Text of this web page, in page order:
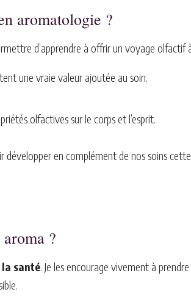
aromatologie ?
d’apprendre à offrir un voyage olfactif
une vraie valeur ajoutée au soin.
olfactives sur le corps et l’esprit.
développer en complément de nos soins
?
santé. Je les encourage vivement à